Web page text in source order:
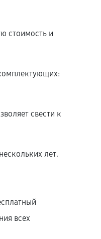
стоимость и
свести к
лет.
всех